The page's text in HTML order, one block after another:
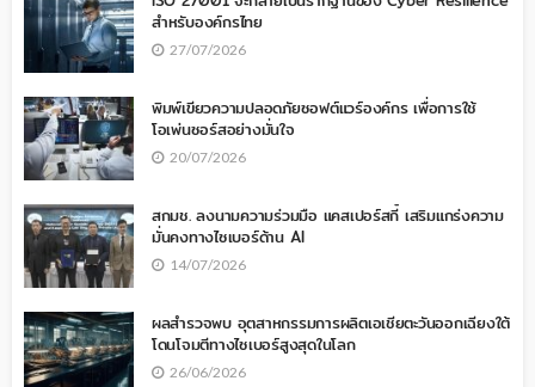
สำหรับองค์กรไทย
27/07/2026
พิมพ์เขียวความปลอดภัยซอฟต์แวร์องค์กร เพื่อการใช้
โอเพ่นซอร์สอย่างมั่นใจ
20/07/2026
สกมช. ลงนามความร่วมมือ แคสเปอร์สกี้ เสริมแกร่งความ
มั่นคงทางไซเบอร์ด้าน AI
14/07/2026
ผลสำรวจพบ อุตสาหกรรมการผลิตเอเชียตะวันออกเฉียงใต้
โดนโจมตีทางไซเบอร์สูงสุดในโลก
26/06/2026